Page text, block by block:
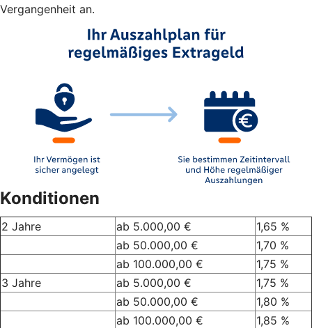
Vergangenheit an.
Konditionen
2 Jahre ab 5.000,00 €
1,65 %
ab 50.000,00 €
1,70 %
ab 100.000,00 €
1,75 %
3 Jahre
ab 5.000,00 €
1,75 %
ab 50.000,00 €
1,80 %
ab 100.000,00 €
1,85 %